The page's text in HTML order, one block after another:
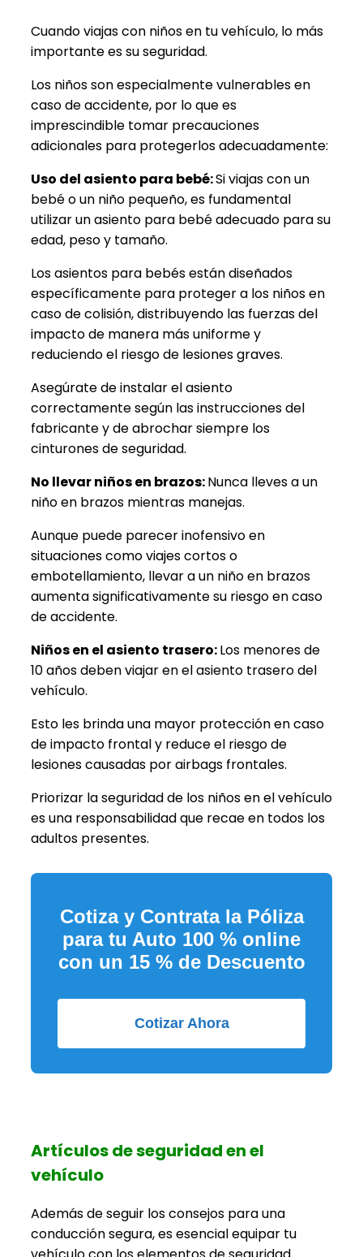
Cuando viajas con niños en tu vehículo, lo más
importante es su seguridad.
Los niños son especialmente vulnerables en
caso de accidente, por lo que es
imprescindible tomar precauciones
adicionales para protegerlos adecuadamente:
Uso del asiento para bebé:Si viajas con un
bebé o un niño pequeño, es fundamental
utilizar un asiento para bebé adecuado para su
edad, peso y tamaño.
Los asientos para bebés están diseñados
específicamente para proteger a los niños en
caso de colisión, distribuyendo las fuerzas del
impacto de manera más uniforme y
reduciendo el riesgo de lesiones graves.
Asegúrate de instalar el asiento
correctamente según las instrucciones del
fabricante y de abrochar siempre los
cinturones de seguridad.
No llevar niños en brazos:Nunca lleves a un
niño en brazos mientras manejas.
Aunque puede parecer inofensivo en
situaciones como viajes cortos o
embotellamiento, llevar a un niño en brazos
aumenta significativamente su riesgo en caso
de accidente.
Niños en el asiento trasero:Los menores de
10 años deben viajar en el asiento trasero del
vehículo.
Esto les brinda una mayor protección en caso
de impacto frontal y reduce el riesgo de
lesiones causadas por airbags frontales.
Priorizar la seguridad de los niños en el vehículo
es una responsabilidad que recae en todos los
adultos presentes.
Cotiza y Contrata la Póliza
para tu Auto 100 % online
con un 15 % de Descuento
Cotizar Ahora
Artículos de seguridad en el
vehículo
Además de seguir los consejos para una
conducción segura, es esencial equipar tu